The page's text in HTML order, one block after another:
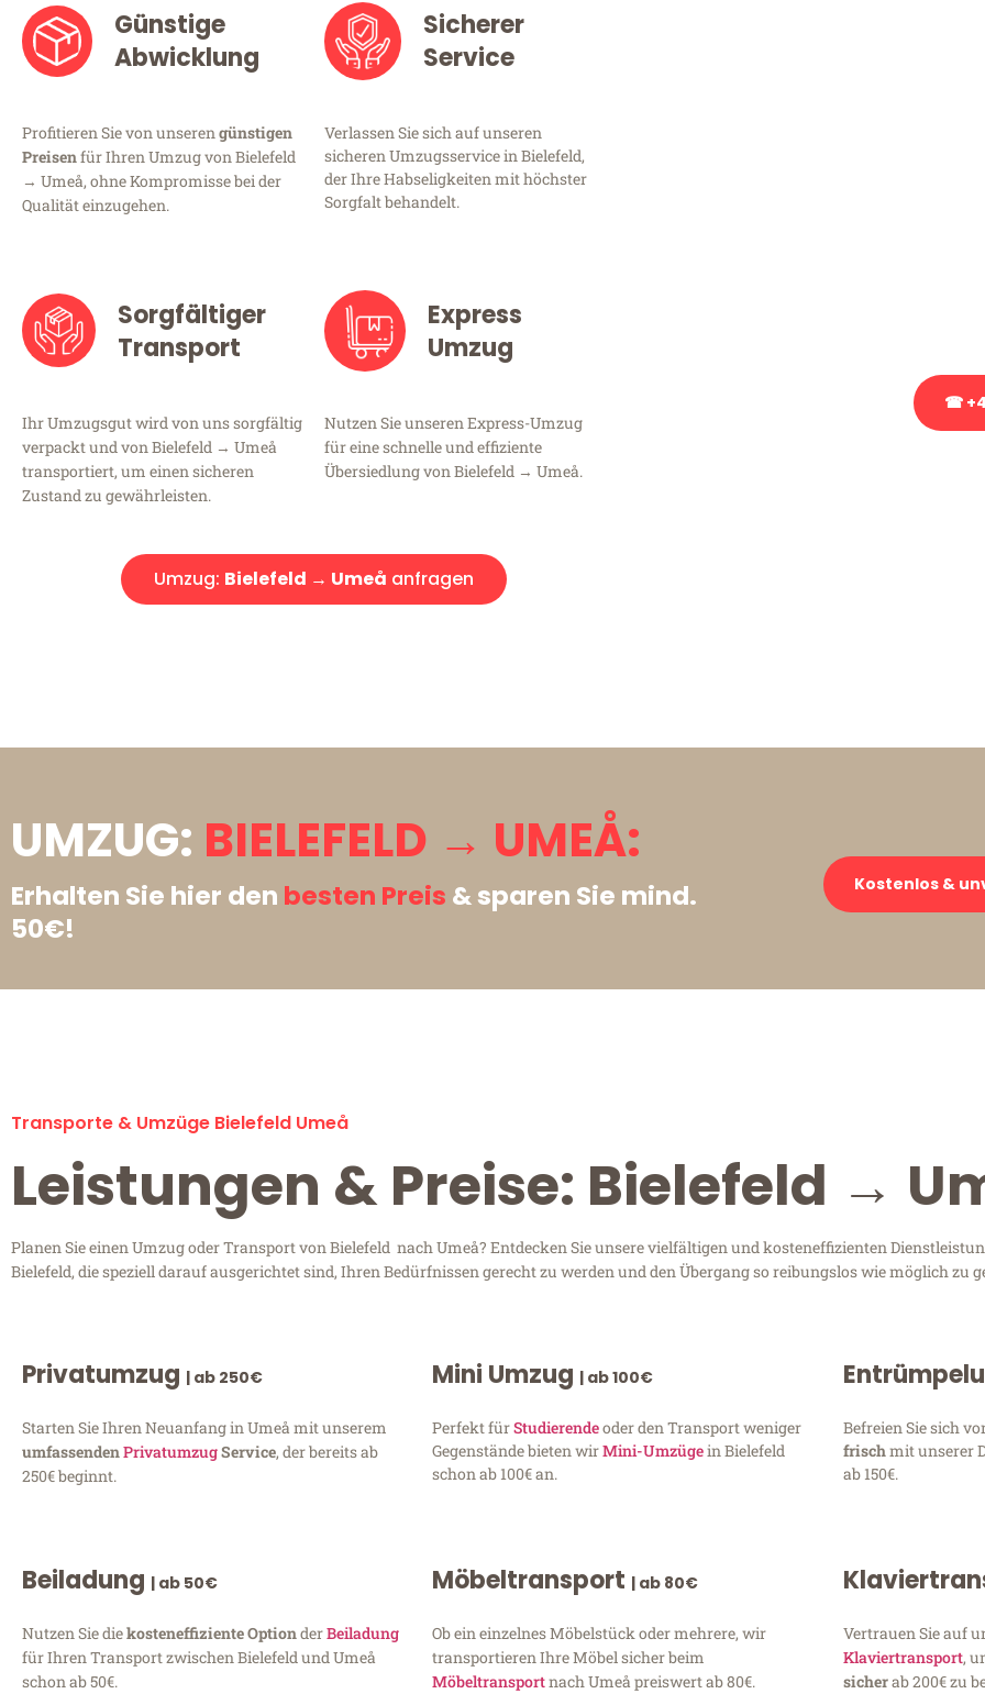
Günstige
Abwicklung
Profitieren Sie von unserengünstigen
Preisenfür Ihren Umzug von Bielefeld
→ Umeå, ohne Kompromisse bei der
Qualität einzugehen.
Sicherer
Service
Verlassen Sie sich auf unseren
sicheren Umzugsservice in Bielefeld,
der Ihre Habseligkeiten mit höchster
Sorgfalt behandelt.
Sorgfältiger
Transport
Ihr Umzugsgut wird von uns sorgfältig
verpackt und von Bielefeld → Umeå
transportiert, um einen sicheren
Zustand zu gewährleisten.
Express
Umzug
Nutzen Sie unseren Express-Umzug
für eine schnelle und effiziente
Übersiedlung von Bielefeld → Umeå.
Umzug: Bielefeld → Umeå anfragen
☎
UMZUG: BIELEFELD → UMEÅ:
Erhalten Sie hier den besten Preis & sparen Sie mind.
50€!
Kostenlos &
Transporte & Umzüge Bielefeld Umeå
Leistungen & Preise: Bielefeld →
Planen Sie einen Umzug oder Transport von Bielefeld nach Umeå? Entdecken Sie unsere vielfältigen und kosteneffizienten
Bielefeld, die speziell darauf ausgerichtet sind, Ihren Bedürfnissen gerecht zu werden und den Übergang so reibungslos wie möglich zu
Privatumzug | ab 250€
Starten Sie Ihren Neuanfang in Umeå mit unserem
umfassendenPrivatumzugService, der bereits ab
250€ beginnt.
Mini Umzug | ab 100€
Perfekt fürStudierendeoder den Transport weniger
Gegenstände bieten wirMini-Umzügein Bielefeld
schon ab 100€ an.
Befreien Sie sich
frischmit unserer
ab 150€.
Beiladung | ab 50€
Nutzen Sie diekosteneffiziente OptionderBeiladung
für Ihren Transport zwischen Bielefeld und Umeå
schon ab 50€.
Möbeltransport | ab 80€
Ob ein einzelnes Möbelstück oder mehrere, wir
transportieren Ihre Möbel sicher beim
Möbeltransportnach Umeå preiswert ab 80€.
Vertrauen Sie auf
Klaviertransport,
sicherab 200€ zu